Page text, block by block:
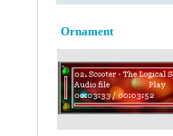
Ornament